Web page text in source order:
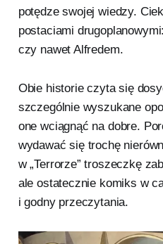
potędze swojej wiedzy.
postaciami
czy nawet Alfredem.
Obie historie czyta się
szczególnie wyszukane
one wciągnąć na dobre.
wydawać się trochę
w „Terrorze” troszeczkę
ale ostatecznie komiks w
i godny przeczytania.